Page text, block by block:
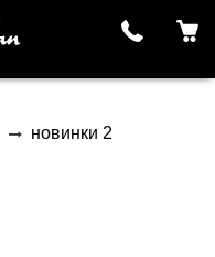
новинки 2